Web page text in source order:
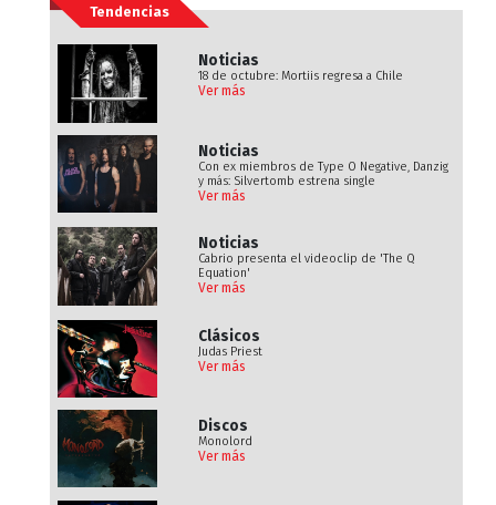
Tendencias
Noticias
18 de octubre: Mortiis regresa a Chile
Ver más
Noticias
Con ex miembros de Type O Negative, Danzig
y más: Silvertomb estrena single
Ver más
Noticias
Cabrio presenta el videoclip de 'The Q
Equation'
Ver más
Clásicos
Judas Priest
Ver más
Discos
Monolord
Ver más